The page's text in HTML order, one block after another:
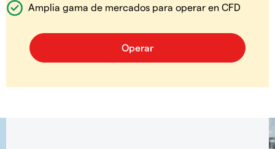
Amplia gama de mercados para operar en CFD